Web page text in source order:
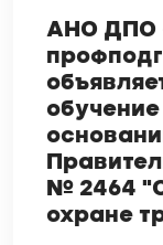
АНО ДПО
№ 2464
охране